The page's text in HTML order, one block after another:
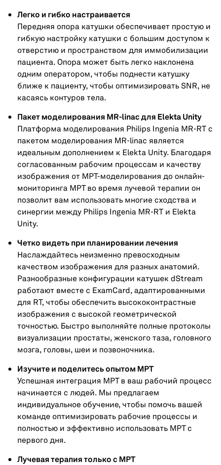
Легко и гибко настраивается
Передняя опора катушки обеспечивает простую и
гибкую настройку катушки с большим доступом к
отверстию и пространством для иммобилизации
пациента. Опора может быть легко наклонена
одним оператором, чтобы поднести катушку
ближе к пациенту, чтобы оптимизировать SNR, не
касаясь контуров тела.
Пакет моделирования MR-linac для Elekta Unity
Платформа моделирования Philips Ingenia MR-RT с
пакетом моделирования MR-linac является
идеальным дополнением к Elekta Unity. Благодаря
согласованным рабочим процессам и качеству
изображения от МРТ-моделирования до онлайн-
мониторинга МРТ во время лучевой терапии он
позволит вам использовать многие сходства и
синергии между Philips Ingenia MR-RT и Elekta
Unity.
Четко видеть при планировании лечения
Наслаждайтесь неизменно превосходным
качеством изображения для разных анатомий.
Разнообразные конфигурации катушек dStream
работают вместе с ExamCard, адаптированными
для RT, чтобы обеспечить высококонтрастные
изображения с высокой геометрической
точностью. Быстро выполняйте полные протоколы
визуализации простаты, женского таза, головного
мозга, головы, шеи и позвоночника.
Изучите и поделитесь опытом МРТ
Успешная интеграция МРТ в ваш рабочий процесс
начинается с людей. Мы предлагаем
индивидуальное обучение, чтобы помочь вашей
команде оптимизировать рабочие процессы и
полностью и эффективно использовать МРТ с
первого дня.
Лучевая терапия только с МРТ